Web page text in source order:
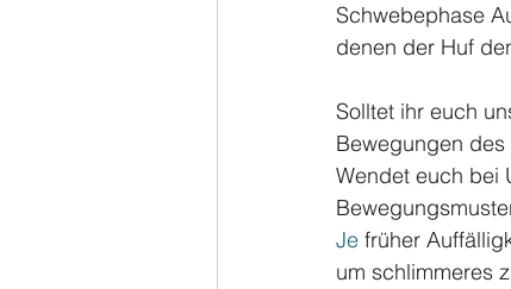
Schwebephase
denen der Huf
Solltet ihr euch
Bewegungen
Wendet euch bei
Je früher
um schlimmeres